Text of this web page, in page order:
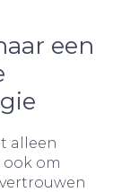
een
alleen
ook om